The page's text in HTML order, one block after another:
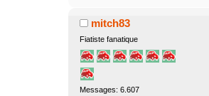
mitch83
Fiatiste fanatique
Messages: 6.607